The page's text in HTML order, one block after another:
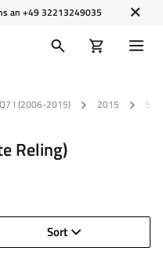
an +49 32213249035
Q7 I (2006-2015) 2015 5-
Reling)
Sort